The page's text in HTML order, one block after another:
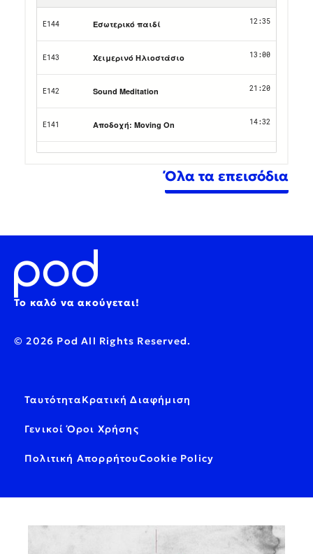
Όλα τα επεισόδια
Το καλό να ακούγεται!
© 2026 Pod All Rights Reserved.
ΤαυτότηταΚρατική Διαφήμιση
Γενικοί Όροι Χρήσης
Πολιτική ΑπορρήτουCookie Policy